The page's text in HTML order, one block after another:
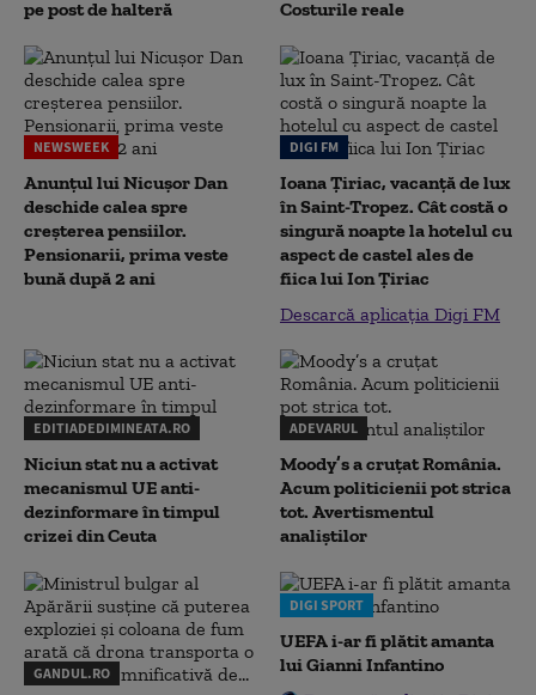
pe post de halteră
Costurile reale
NEWSWEEK
Anunțul lui Nicușor Dan
deschide calea spre
creșterea pensiilor.
Pensionarii, prima veste
bună după 2 ani
DIGI FM
Ioana Țiriac, vacanță de lux
în Saint-Tropez. Cât costă o
singură noapte la hotelul cu
aspect de castel ales de
fiica lui Ion Țiriac
Descarcă aplicația Digi FM
EDITIADEDIMINEATA.RO
Niciun stat nu a activat
mecanismul UE anti-
dezinformare în timpul
crizei din Ceuta
ADEVARUL
Moody’s a cruțat România.
Acum politicienii pot strica
tot. Avertismentul
analiștilor
GANDUL.RO
DIGI SPORT
UEFA i-ar fi plătit amanta
lui Gianni Infantino